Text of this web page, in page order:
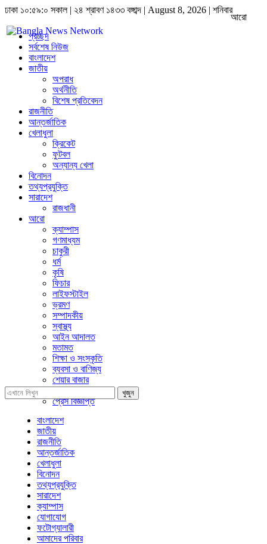
ঢাকা ১০:৫৯:০ সকাল| ২৪ শ্রাবণ ১৪৩৩ বঙ্গাব্দ | August 8, 2026 | শনিবার
প্রচ্ছদ
সর্বশেষ নিউজ
বাংলাদেশ
জাতীয়
অপরাধ
অর্থনীতি
বিশেষ প্রতিবেদন
রাজনীতি
আন্তর্জাতিক
খেলাধুলা
ক্রিকেট
ফুটবল
অন্যান্য খেলা
বিনোদন
তথ্যপ্রযুক্তি
সারাদেশ
রাজধানী
আরো
ক্যাম্পাস
গণমাধ্যম
চাকুরী
ধর্ম
কৃষি
ফিচার
লাইফস্টাইল
ভ্রমণ
সম্পাদকীয়
স্বাস্থ্য
আইন আদালত
মতামত
শিক্ষা ও সংস্কৃতি
ব্যবসা ও বাণিজ্য
শেয়ার বাজার
প্রবাসে বাংলাদেশ
প্রেস বিজ্ঞপ্তি
আরো
খুজুন
বাংলাদেশ
জাতীয়
রাজনীতি
আন্তর্জাতিক
খেলাধুলা
বিনোদন
তথ্যপ্রযুক্তি
সারাদেশ
ক্যাম্পাস
যোগাযোগ
ফটোগ্যালারী
আমাদের পরিবার